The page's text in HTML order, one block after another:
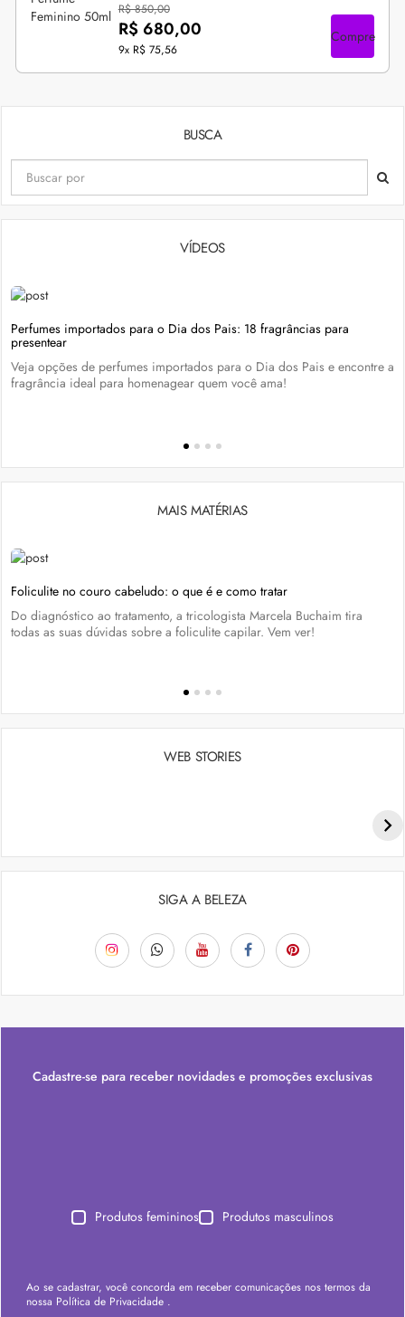
R$ 850,00
R$ 680,00
9x R$ 75,56
Compre
BUSCA
VÍDEOS
Perfumes importados para o Dia dos Pais: 18 fragrâncias para
presentear
Veja opções de perfumes importados para o Dia dos Pais e encontre a
fragrância ideal para homenagear quem você ama!
MAIS MATÉRIAS
Foliculite no couro cabeludo: o que é e como tratar
Do diagnóstico ao tratamento, a tricologista Marcela Buchaim tira
todas as suas dúvidas sobre a foliculite capilar. Vem ver!
WEB STORIES
SIGA A BELEZA
Cadastre-se para receber novidades e promoções exclusivas
Produtos femininos Produtos masculinos
Ao se cadastrar, você concorda em receber comunicações nos termos da
nossa Política de Privacidade .